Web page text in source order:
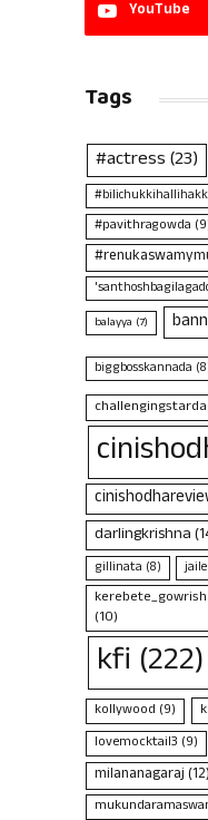
YouTube
Tags
#actress(23)
#pavithragowda
balayya (7)
biggbosskannada
darlingkrishna
gillinata (8)
(10)
kfi (222)
kollywood (9)
lovemocktail3 (9)
milananagaraj(12)